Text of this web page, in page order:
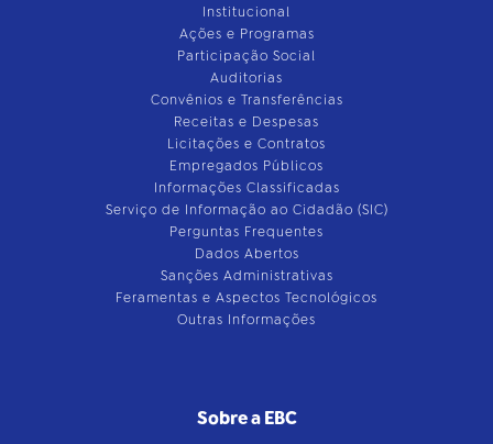
Institucional
Ações e Programas
Participação Social
Auditorias
Convênios e Transferências
Receitas e Despesas
Licitações e Contratos
Empregados Públicos
Informações Classificadas
Serviço de Informação ao Cidadão (SIC)
Perguntas Frequentes
Dados Abertos
Sanções Administrativas
Feramentas e Aspectos Tecnológicos
Outras Informações
Sobre a EBC